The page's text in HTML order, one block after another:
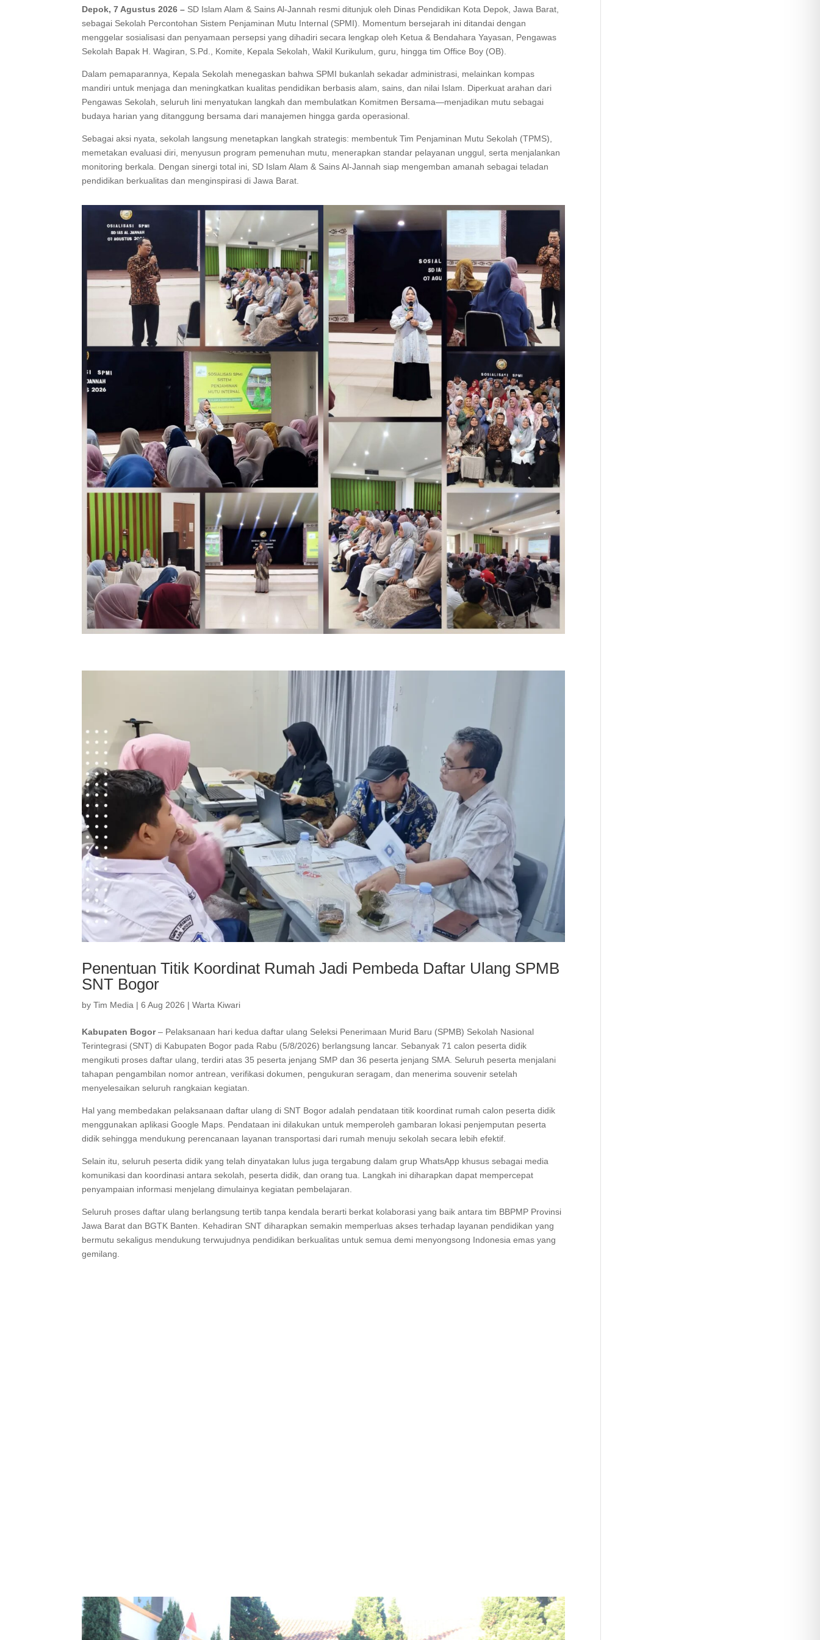
Depok, 7 Agustus 2026 – SD Islam Alam & Sains Al-Jannah resmi ditunjuk oleh Dinas Pendidikan Kota Depok, Jawa Barat,
sebagai Sekolah Percontohan Sistem Penjaminan Mutu Internal (SPMI). Momentum bersejarah ini ditandai dengan
menggelar sosialisasi dan penyamaan persepsi yang dihadiri secara lengkap oleh Ketua & Bendahara Yayasan, Pengawas
Sekolah Bapak H. Wagiran, S.Pd., Komite, Kepala Sekolah, Wakil Kurikulum, guru, hingga tim Office Boy (OB).
Dalam pemaparannya, Kepala Sekolah menegaskan bahwa SPMI bukanlah sekadar administrasi, melainkan kompas
mandiri untuk menjaga dan meningkatkan kualitas pendidikan berbasis alam, sains, dan nilai Islam. Diperkuat arahan dari
Pengawas Sekolah, seluruh lini menyatukan langkah dan membulatkan Komitmen Bersama—menjadikan mutu sebagai
budaya harian yang ditanggung bersama dari manajemen hingga garda operasional.
Sebagai aksi nyata, sekolah langsung menetapkan langkah strategis: membentuk Tim Penjaminan Mutu Sekolah (TPMS),
memetakan evaluasi diri, menyusun program pemenuhan mutu, menerapkan standar pelayanan unggul, serta menjalankan
monitoring berkala. Dengan sinergi total ini, SD Islam Alam & Sains Al-Jannah siap mengemban amanah sebagai teladan
pendidikan berkualitas dan menginspirasi di Jawa Barat.
Penentuan Titik Koordinat Rumah Jadi Pembeda Daftar Ulang SPMB
SNT Bogor
byTim Media |6 Aug 2026 |Warta Kiwari
Kabupaten Bogor– Pelaksanaan hari kedua daftar ulang Seleksi Penerimaan Murid Baru (SPMB) Sekolah Nasional
Terintegrasi (SNT) di Kabupaten Bogor pada Rabu (5/8/2026) berlangsung lancar. Sebanyak 71 calon peserta didik
mengikuti proses daftar ulang, terdiri atas 35 peserta jenjang SMP dan 36 peserta jenjang SMA. Seluruh peserta menjalani
tahapan pengambilan nomor antrean, verifikasi dokumen, pengukuran seragam, dan menerima souvenir setelah
menyelesaikan seluruh rangkaian kegiatan.
Hal yang membedakan pelaksanaan daftar ulang di SNT Bogor adalah pendataan titik koordinat rumah calon peserta didik
menggunakan aplikasi Google Maps. Pendataan ini dilakukan untuk memperoleh gambaran lokasi penjemputan peserta
didik sehingga mendukung perencanaan layanan transportasi dari rumah menuju sekolah secara lebih efektif.
Selain itu, seluruh peserta didik yang telah dinyatakan lulus juga tergabung dalam grup WhatsApp khusus sebagai media
komunikasi dan koordinasi antara sekolah, peserta didik, dan orang tua. Langkah ini diharapkan dapat mempercepat
penyampaian informasi menjelang dimulainya kegiatan pembelajaran.
Seluruh proses daftar ulang berlangsung tertib tanpa kendala berarti berkat kolaborasi yang baik antara tim BBPMP Provinsi
Jawa Barat dan BGTK Banten. Kehadiran SNT diharapkan semakin memperluas akses terhadap layanan pendidikan yang
bermutu sekaligus mendukung terwujudnya pendidikan berkualitas untuk semua demi menyongsong Indonesia emas yang
gemilang.